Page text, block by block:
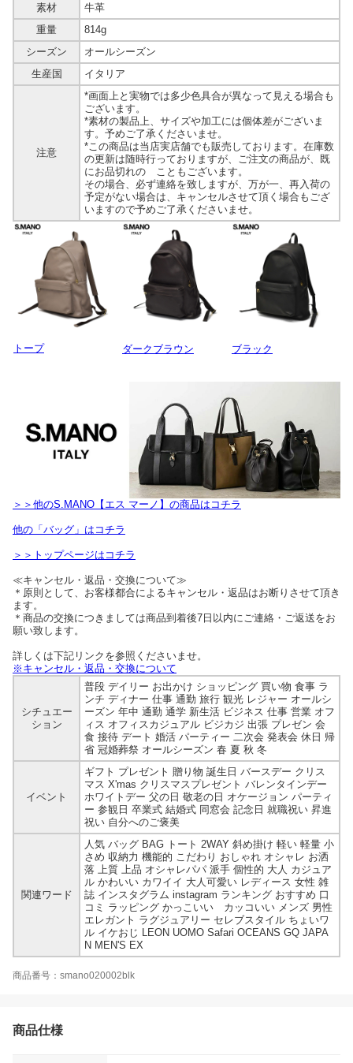
素材
牛革
重量
814g
シーズン
オールシーズン
生産国
イタリア
注意
*画面上と実物では多少色具合が異なって見える場合も
ございます。
*素材の製品上、サイズや加工には個体差がございま
す。予めご了承くださいませ。
*この商品は当店実店舗でも販売しております。在庫数
の更新は随時行っておりますが、ご注文の商品が、既
にお品切れの こともございます。
その場合、必ず連絡を致しますが、万が一、再入荷の
予定がない場合は、キャンセルさせて頂く場合もござ
いますので予めご了承くださいませ。
トープ ダークブラウン ブラック
＞＞他のS.MANO【エス マーノ】の商品はコチラ
他の「バッグ」はコチラ
＞＞トップページはコチラ
≪キャンセル・返品・交換について≫
＊原則として、お客様都合によるキャンセル・返品はお断りさせて頂き
ます。
＊商品の交換につきましては商品到着後7日以内にご連絡・ご返送をお
願い致します。
詳しくは下記リンクを参照くださいませ。
※キャンセル・返品・交換について
シチュエー
ション
普段 デイリー お出かけ ショッピング 買い物 食事 ラ
ンチ ディナー 仕事 通勤 旅行 観光 レジャー オールシ
ーズン 年中 通勤 通学 新生活 ビジネス 仕事 営業 オフ
ィス オフィスカジュアル ビジカジ 出張 プレゼン 会
食 接待 デート 婚活 パーティー 二次会 発表会 休日 帰
省 冠婚葬祭 オールシーズン 春 夏 秋 冬
イベント
ギフト プレゼント 贈り物 誕生日 バースデー クリス
マス X'mas クリスマスプレゼント バレンタインデー
ホワイトデー 父の日 敬老の日 オケージョン パーティ
ー 参観日 卒業式 結婚式 同窓会 記念日 就職祝い 昇進
祝い 自分へのご褒美
関連ワード
人気 バッグ BAG トート 2WAY 斜め掛け 軽い 軽量 小
さめ 収納力 機能的 こだわり おしゃれ オシャレ お洒
落 上質 上品 オシャレパパ 派手 個性的 大人 カジュア
ル かわいい カワイイ 大人可愛い レディース 女性 雑
誌 インスタグラム instagram ランキング おすすめ 口
コミ ラッピング かっこいい カッコいい メンズ 男性
エレガント ラグジュアリー セレブスタイル ちょいワ
ル イケおじ LEON UOMO Safari OCEANS GQ JAPA
N MEN'S EX
商品番号：smano020002blk
商品仕様